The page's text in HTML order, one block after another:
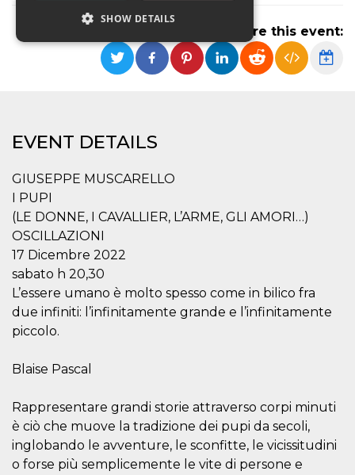
Share this event:
EVENT DETAILS
GIUSEPPE MUSCARELLO
I PUPI
(LE DONNE, I CAVALLIER, L’ARME, GLI AMORI…)
OSCILLAZIONI
17 Dicembre 2022
sabato h 20,30
L’essere umano è molto spesso come in bilico fra
due infiniti: l’infinitamente grande e l’infinitamente
piccolo.
Blaise Pascal
Rappresentare grandi storie attraverso corpi minuti
è ciò che muove la tradizione dei pupi da secoli,
inglobando le avventure, le sconfitte, le vicissitudini
o forse più semplicemente le vite di persone e
SHOW DETAILS
Strictly necessary Targeting
properly without strictly necessary cookies.
Name
Domain
cf_clearance
Inc.
.oooh.events
is used by
the
override any
restrictions
security
features and
in providing
protection
against
visitors.